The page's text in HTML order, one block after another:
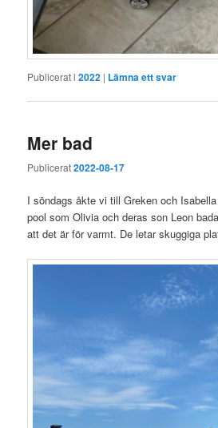
Publicerat i 2022 | Lämna ett svar
Mer bad
Publicerat2022-08-17
I söndags åkte vi till Greken och
pool som Olivia och deras son Leon
att det är för varmt. De letar skuggiga